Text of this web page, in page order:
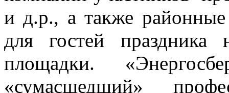
и д.р., а также районные
для гостей праздника
площадки.
«сумасшедший»